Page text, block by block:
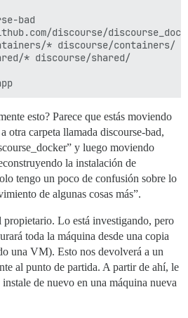
bad
discourse/
* discourse/containers/
* discourse/shared/
esto? Parece que estás moviendo
otra carpeta llamada discourse-bad,
y luego moviendo
la instalación de
tengo un poco de confusión sobre lo
de algunas cosas más”.
propietario. Lo está investigando, pero
toda la máquina desde una copia
una VM). Esto nos devolverá a un
al punto de partida. A partir de ahí, le
de nuevo en una máquina nueva